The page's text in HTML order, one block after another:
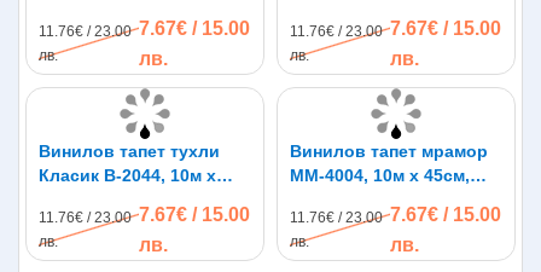
11.76€ / 23.00
лв.
7.67€ / 15.00
лв.
11.76€ / 23.00
лв.
7.67€ / 15.00
лв.
Винилов тапет тухли
Класик B-2044, 10м х
11.76€ / 23.00
лв.
7.67€ / 15.00
лв.
Винилов тапет мрамор
MM-4004, 10м х 45см,
11.76€ / 23.00
лв.
7.67€ / 15.00
лв.